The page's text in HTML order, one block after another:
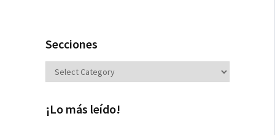
Secciones
Secciones
¡Lo más leído!